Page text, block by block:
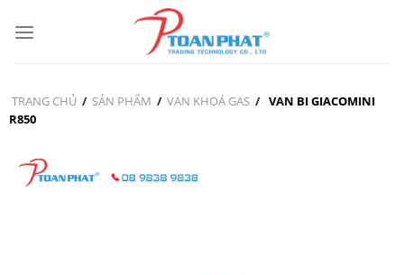
TRANG CHỦ / SẢN PHẨM / VAN KHOÁ GAS / VAN BI GIACOMINI
R850